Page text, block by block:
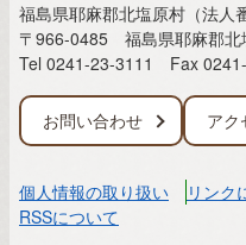
福島県耶麻郡北塩原村（法人
〒966-0485 福島県耶麻郡北
Tel 0241-23-3111 Fax
お問い合わせ アク
個人情報の取り扱い リンク
RSSについて